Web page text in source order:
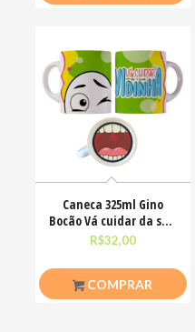
Caneca 325ml Gino
Bocão Vá cuidar da sua
vidinha Engraçadas
R$32,00
COMPRAR